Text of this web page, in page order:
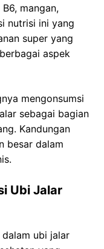
mangan,
nutrisi ini yang
super yang
aspek
mengonsumsi
sebagai bagian
Kandungan
besar dalam
Ubi Jalar
ubi jalar